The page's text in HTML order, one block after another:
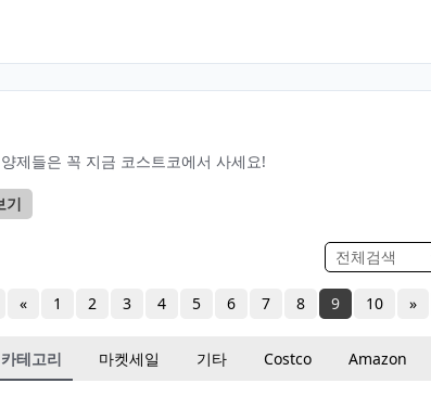
제들은 꼭 지금 코스트코에서 사세요!
기
« 1 2 3 4 5 6 7 8 9 10 »
테고리 마켓세일 기타 Costco Amazon